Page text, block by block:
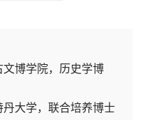
博学院，历史学博
大学，联合培养博士